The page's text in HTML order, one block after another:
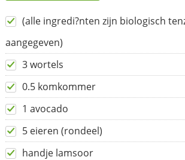
(alle ingredi?nten zijn biologisch
aangegeven)
3 wortels
0.5 komkommer
1 avocado
5 eieren (rondeel)
handje lamsoor